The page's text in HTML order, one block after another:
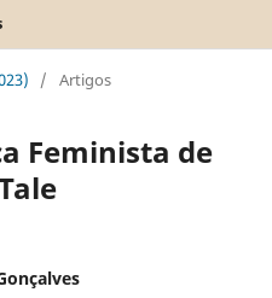
/ Artigos
Feminista de